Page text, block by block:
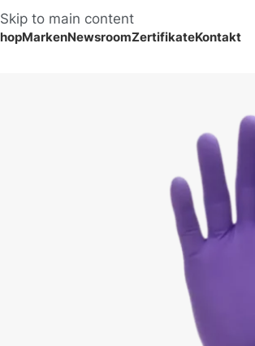
Skip to main content
MarkenNewsroomZertifikateKontakt